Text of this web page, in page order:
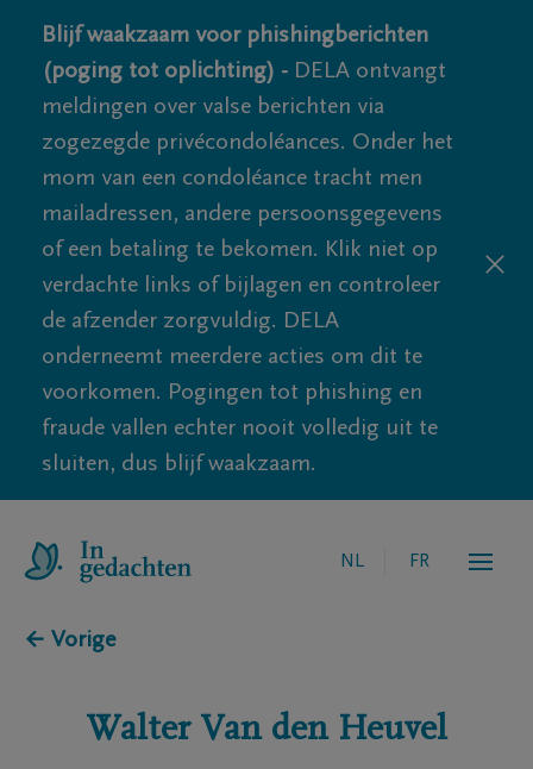
Blijf waakzaam voor phishingberichten
(poging tot oplichting) - DELA ontvangt
meldingen over valse berichten via
zogezegde privécondoléances. Onder het
mom van een condoléance tracht men
mailadressen, andere persoonsgegevens
of een betaling te bekomen. Klik niet op
verdachte links of bijlagen en controleer
de afzender zorgvuldig. DELA
onderneemt meerdere acties om dit te
voorkomen. Pogingen tot phishing en
fraude vallen echter nooit volledig uit te
sluiten, dus blijf waakzaam.
NL FR
← Vorige
Walter Van den Heuvel